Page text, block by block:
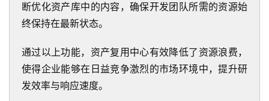
断优化资产库中的内容，确保开发团队所需的资源始
终保持在最新状态。
通过以上功能，资产复用中心有效降低了资源浪费，
使得企业能够在日益竞争激烈的市场环境中，提升研
发效率与响应速度。